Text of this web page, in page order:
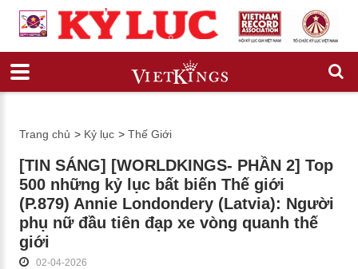
Trang chủ > Kỷ lục > Thế Giới
[TIN SÁNG] [WORLDKINGS- PHẦN 2] Top
500 những kỷ lục bất biến Thế giới
(P.879) Annie Londondery (Latvia): Người
phụ nữ đầu tiên đạp xe vòng quanh thế
giới
02-04-2026